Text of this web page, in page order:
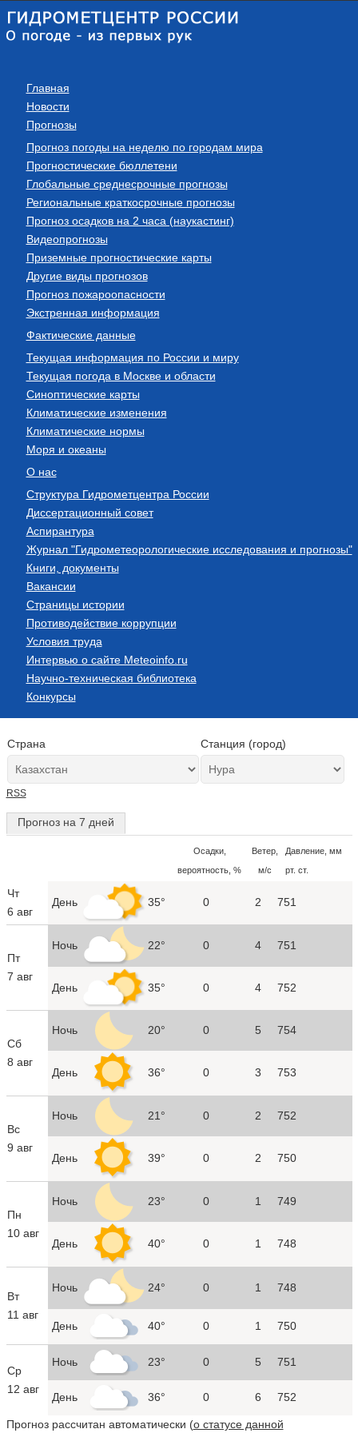
Главная
Новости
Прогнозы
Прогноз погоды на неделю по городам мира
Прогностические бюллетени
Глобальные среднесрочные прогнозы
Региональные краткосрочные прогнозы
Прогноз осадков на 2 часа (наукастинг)
Видеопрогнозы
Приземные прогностические карты
Другие виды прогнозов
Прогноз пожароопасности
Экстренная информация
Фактические данные
Текущая информация по России и миру
Текущая погода в Москве и области
Синоптические карты
Климатические изменения
Климатические нормы
Моря и океаны
О нас
Структура Гидрометцентра России
Диссертационный совет
Аспирантура
Журнал "Гидрометеорологические исследования и прогнозы"
Книги, документы
Вакансии
Страницы истории
Противодействие коррупции
Условия труда
Интервью о сайте Meteoinfo.ru
Научно-техническая библиотека
Конкурсы
Страна Станция (город)
RSS
Прогноз на 7 дней
Осадки,
вероятность, %
Ветер,
м/с
Давление, мм
рт. ст.
Чт
6 авг
День 35° 0 2 751
Пт
7 авг
Ночь 22° 0 4 751
День 35° 0 4 752
Сб
8 авг
Ночь 20° 0 5 754
День 36° 0 3 753
Вс
9 авг
Ночь 21° 0 2 752
День 39° 0 2 750
Пн
10 авг
Ночь 23° 0 1 749
День 40° 0 1 748
Вт
11 авг
Ночь 24° 0 1 748
День 40° 0 1 750
Ср
12 авг
Ночь 23° 0 5 751
День 36° 0 6 752
Прогноз рассчитан автоматически (о статусе данной